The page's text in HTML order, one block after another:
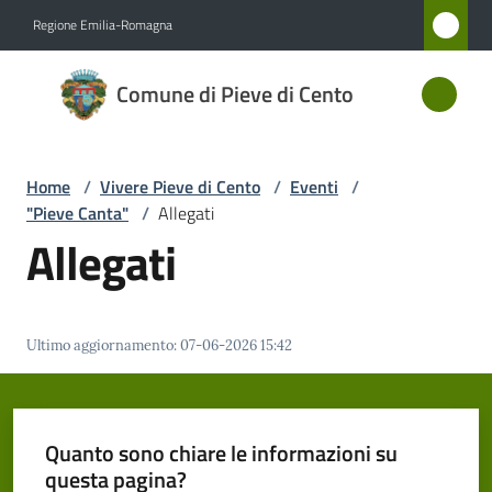
Regione Emilia-Romagna
Comune di Pieve di Cento
Comune
di Pieve
Servizi
Vivere
Pieve
Home / Vivere Pieve di Cento / Eventi /
"Pieve Canta" / Allegati
Allegati
Ultimo aggiornamento:07-06-2026 15:42
Quanto sono chiare le informazioni su
questa pagina?